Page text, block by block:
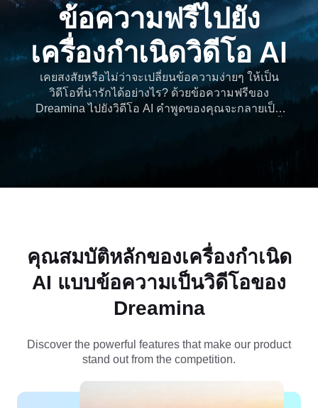
ข้อความฟรีไปยัง
เครื่องกำเนิดวิดีโอ AI
เคยสงสัยหรือไม่ว่าจะเปลี่ยนข้อความง่ายๆ ให้เป็น
วิดีโอที่น่ารักได้อย่างไร? ด้วยข้อความฟรีของ
Dreamina ไปยังวิดีโอ AI คำพูดของคุณจะกลายเป็น
คุณสมบัติหลักของเครื่องกำเนิด
AI แบบข้อความเป็นวิดีโอของ
Dreamina
Discover the powerful features that make our product
stand out from the competition.